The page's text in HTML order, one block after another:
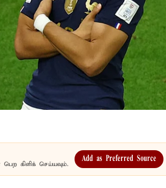
கிளிக் செய்யவும்.
Add as Preferred Source